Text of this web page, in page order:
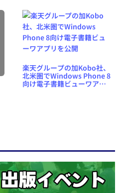
楽天グループの加Kobo社、
北米圏でWindows Phone 8
向け電子書籍ビューワアプ